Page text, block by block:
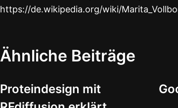
https://de.wikipedia.org/wiki/
Ähnliche Beiträge
Proteindesign mit